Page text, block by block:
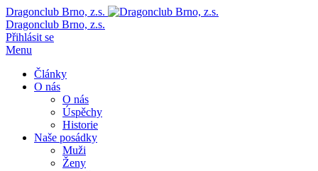
Dragonclub Brno, z.s.
Dragonclub Brno, z.s.
Přihlásit se
Menu
Články
O nás
O nás
Úspěchy
Historie
Naše posádky
Muži
Ženy